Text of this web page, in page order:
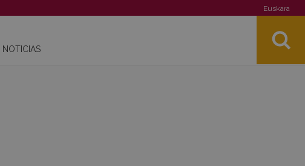
Euskara
NOTICIAS